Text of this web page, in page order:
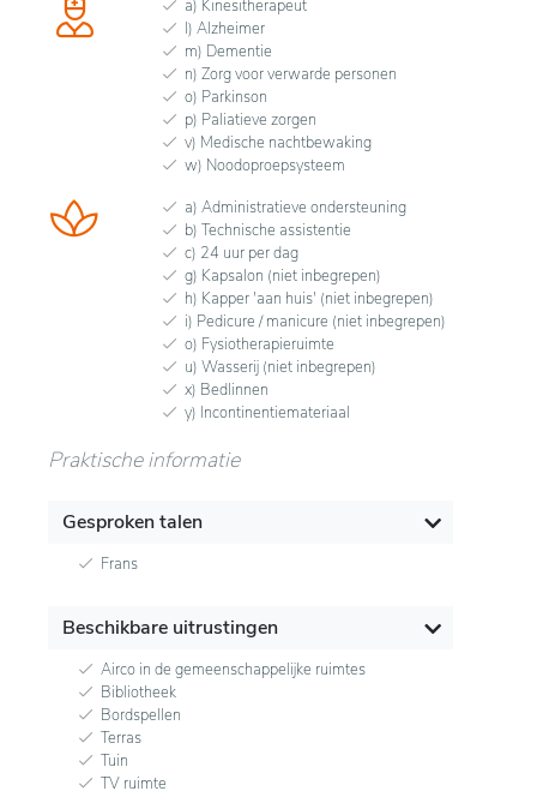
a) Kinesitherapeut
l) Alzheimer
m) Dementie
n) Zorg voor verwarde personen
o) Parkinson
p) Paliatieve zorgen
v) Medische nachtbewaking
w) Noodoproepsysteem
a) Administratieve ondersteuning
b) Technische assistentie
c) 24 uur per dag
g) Kapsalon (niet inbegrepen)
h) Kapper 'aan huis' (niet inbegrepen)
i) Pedicure / manicure (niet inbegrepen)
o) Fysiotherapieruimte
u) Wasserij (niet inbegrepen)
x) Bedlinnen
y) Incontinentiemateriaal
Praktische informatie
Gesproken talen
Frans
Beschikbare uitrustingen
Airco in de gemeenschappelijke ruimtes
Bibliotheek
Bordspellen
Terras
Tuin
TV ruimte